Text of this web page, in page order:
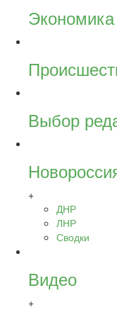
Экономика
Выбор
+
ДНР
ЛНР
Сводки
Видео
+